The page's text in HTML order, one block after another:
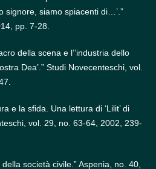
signore, siamo spiacenti di…’.”
pp. 7-28.
della scena e l’’industria dello
Dea’.” Studi Novecenteschi, vol.
e la sfida. Una lettura di ‘Lilit’ di
vol. 29, no. 63-64, 2002, 239-
società civile.” Aspenia, no. 40,